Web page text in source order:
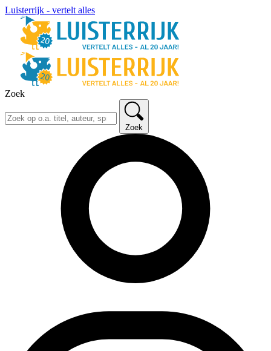
Luisterrijk - vertelt alles
Zoek
Zoek